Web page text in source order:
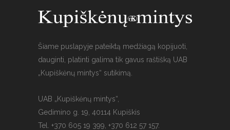
Šiame puslapyje pateiktą medžiagą kopijuoti,
dauginti, platinti galima tik gavus raštišką UAB
„Kupiškėnų mintys“ sutikimą.
UAB „Kupiškėnų mintys“,
Gedimino g. 19, 40114 Kupiškis
Tel. +370 605 19 399, +370 612 57 157.